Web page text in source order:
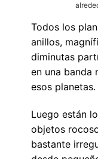
Todos los
anillos,
diminutas
en una banda
esos planetas.
Luego están
objetos
bastante